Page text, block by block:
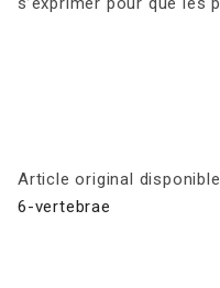
Article original
6-vertebrae